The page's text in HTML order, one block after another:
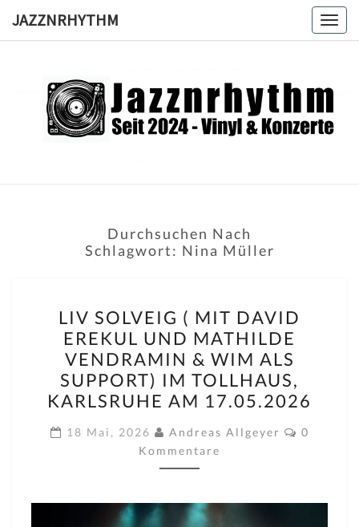
JAZZNRHYTHM
Seit
2024 –
Durchsuchen Nach
Schlagwort: Nina Müller
SOLVEIG
(
MIT
DAVID
EREKUL
UND
MATHILDE
VENDRAMIN
WIM
LIV SOLVEIG ( MIT DAVID
EREKUL UND MATHILDE
VENDRAMIN & WIM ALS
SUPPORT) IM TOLLHAUS,
KARLSRUHE AM 17.05.2026
18 Mai, 2026 Andreas Allgeyer
0
Kommentare